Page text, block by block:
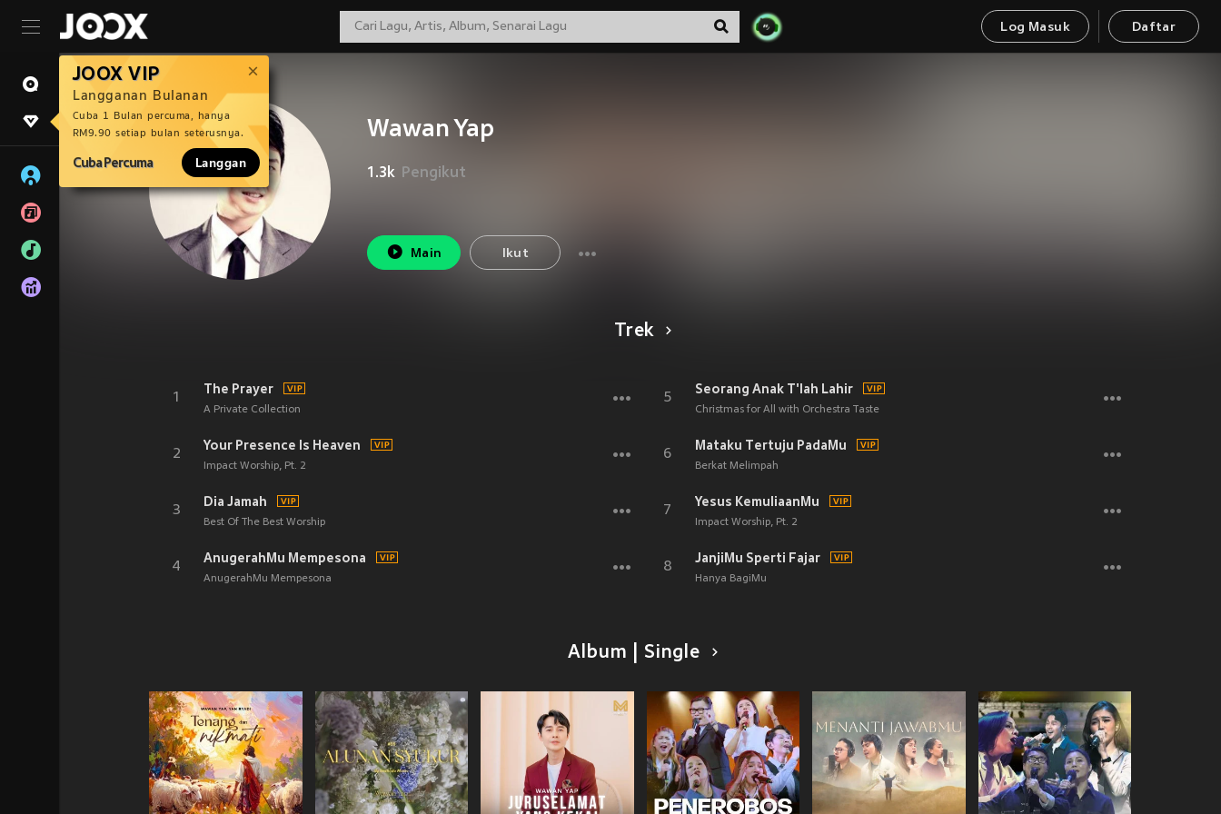
Log Masuk Daftar
JOOX VIP
Langganan Bulanan
Cuba 1 Bulan percuma, hanya
RM9.90 setiap bulan seterusnya.
Cuba Percuma Langgan
Wawan Yap
1.3k Pengikut
Main Ikut
Trek
1
The Prayer
A Private Collection
2
Your Presence Is Heaven
Impact Worship, Pt. 2
3
Dia Jamah
Best Of The Best Worship
4
AnugerahMu Mempesona
AnugerahMu Mempesona
5
Seorang Anak T'lah Lahir
Christmas for All with Orchestra Taste
6
Mataku Tertuju PadaMu
Berkat Melimpah
7
Yesus KemuliaanMu
Impact Worship, Pt. 2
8
JanjiMu Sperti Fajar
Hanya BagiMu
Album | Single